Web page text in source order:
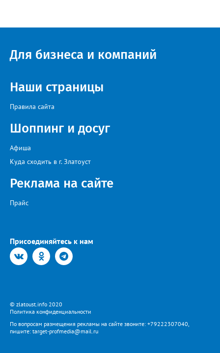
Челябинской, Свердловской, Курганской, Оренбургской
идейный вдохновитель, организатор фестиваля, эстрадный
певец, победитель главного патриотического конкурса страны
искусства «Золотая лира», участник телевизионных проектов
на Первом канале, обладатель звания «Голос страны» Алексей
Для бизнеса и компаний
Наши страницы
Правила сайта
Шоппинг и досуг
Афиша
Куда сходить в г. Златоуст
Реклама на сайте
Прайс
Присоединяйтесь к нам
© zlatoust.info 2020
Политика конфиденциальности
По вопросам размещения рекламы на сайте звоните: +79222307040,
пишите: target-profmedia@mail.ru